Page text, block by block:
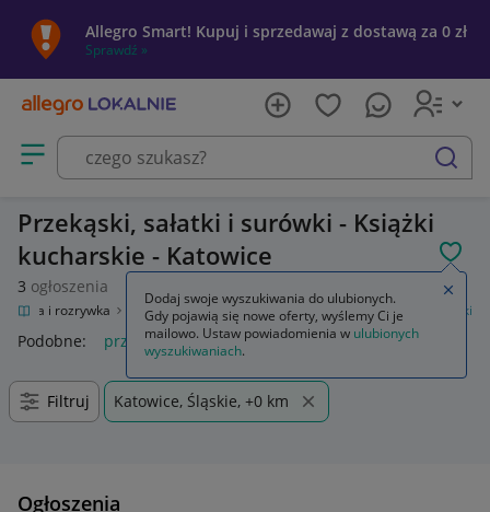
Allegro Smart! Kupuj i sprzedawaj z dostawą za 0 zł
Sprawdź »
Otwórz menu z kategoriami
szukaj
Przekąski, sałatki i surówki - Książki
kucharskie - Katowice
3 ogłoszenia
Kultura i rozrywka Książki Kuchnia, potrawy Przekąski, sałatki i surówki
Podobne: przekąski sałatki i surówki
Filtruj Katowice, Śląskie, +0 km
Ogłoszenia
Dodaj swoje wyszukiwania do ulubionych.
Gdy pojawią się nowe oferty, wyślemy Ci je
mailowo. Ustaw powiadomienia w ulubionych
wyszukiwaniach.